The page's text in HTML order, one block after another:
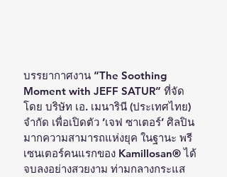
บรรยากาศงาน “The Soothing
Moment with JEFF SATUR” ที่จัด
โดย บริษัท เอ. เมนารินี (ประเทศไทย)
จำกัด เพื่อเปิดตัว ‘เจฟ ซาเตอร์’ ศิลปิน
มากความสามารถแห่งยุค ในฐานะ พรี
เซนเตอร์คนแรกของ Kamillosan® ได้
จบลงอย่างสวยงาม ท่ามกลางกระแส